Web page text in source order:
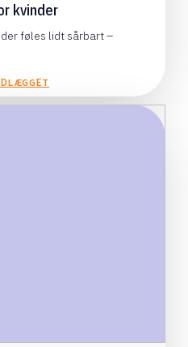
kvinder
føles lidt sårbart –